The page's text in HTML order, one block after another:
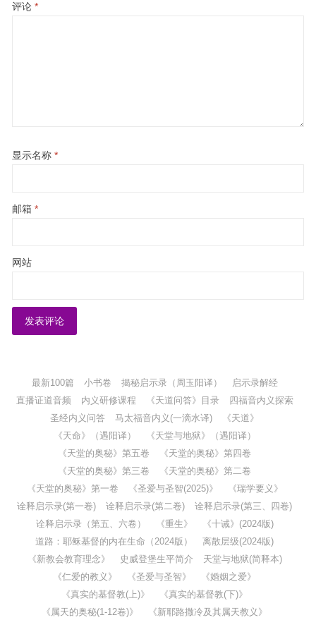
评论 *
显示名称 *
邮箱 *
网站
最新100篇 小书卷 揭秘启示录（周玉阳译）
启示录解经
直播证道音频
内义研修课程 《天道问答》目录
四福音内义探索
圣经内义问答
马太福音内义(一滴水译)
《天道》
《天命》（遇阳译）
《天堂与地狱》（遇阳译）
《天堂的奥秘》第五卷
《天堂的奥秘》第四卷
《天堂的奥秘》第三卷
《天堂的奥秘》第二卷
《天堂的奥秘》第一卷
《圣爱与圣智(2025)》
《瑞学要义》
诠释启示录(第一卷)
诠释启示录(第二卷)
诠释启示录(第三、四卷)
诠释启示录（第五、六卷）
《重生》
《十诫》(2024版)
道路：耶稣基督的内在生命（2024版）
离散层级(2024版)
《新教会教育理念》
史威登堡生平简介
天堂与地狱(简释本)
《仁爱的教义》
《圣爱与圣智》
《婚姻之爱》
《真实的基督教(上)》
《真实的基督教(下)》
《属天的奥秘(1-12卷)》
《新耶路撒冷及其属天教义》